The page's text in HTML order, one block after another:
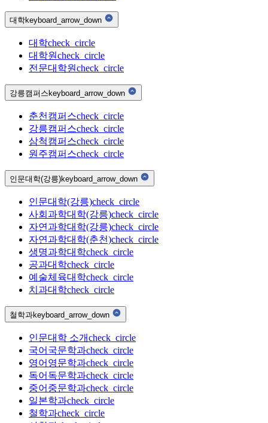
대학keyboard_arrow_down
대학check_circle
대학원check_circle
전문대학원check_circle
강릉캠퍼스keyboard_arrow_down
춘천캠퍼스check_circle
강릉캠퍼스check_circle
삼척캠퍼스check_circle
원주캠퍼스check_circle
인문대학(강릉)keyboard_arrow_down
인문대학(강릉)check_circle
사회과학대학(강릉)check_circle
자연과학대학(강릉)check_circle
자연과학대학(춘천)check_circle
생명과학대학check_circle
공과대학check_circle
예술체육대학check_circle
치과대학check_circle
철학과keyboard_arrow_down
인문대학 소개check_circle
국어국문학과check_circle
영어영문학과check_circle
독어독문학과check_circle
중어중문학과check_circle
일본학과check_circle
철학과check_circle